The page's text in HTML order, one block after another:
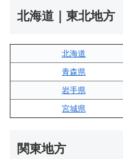
北海道｜東北地方
北海道
青森県
岩手県
宮城県
関東地方